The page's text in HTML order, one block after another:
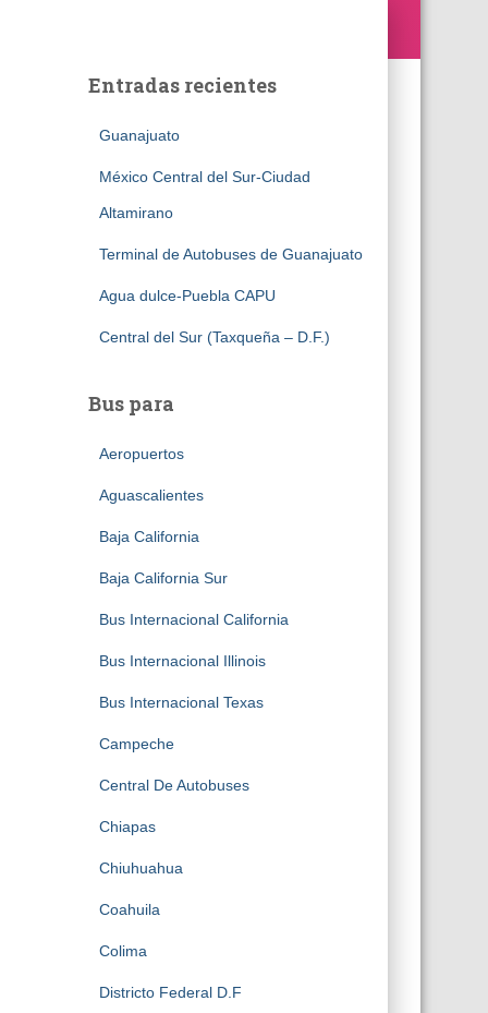
Entradas recientes
Guanajuato
México Central del Sur-Ciudad
Altamirano
Terminal de Autobuses de Guanajuato
Agua dulce-Puebla CAPU
Central del Sur (Taxqueña – D.F.)
Bus para
Aeropuertos
Aguascalientes
Baja California
Baja California Sur
Bus Internacional California
Bus Internacional Illinois
Bus Internacional Texas
Campeche
Central De Autobuses
Chiapas
Chiuhuahua
Coahuila
Colima
Districto Federal D.F